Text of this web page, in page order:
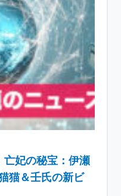
亡妃の秘宝：伊瀬
猫＆壬氏の新ビ